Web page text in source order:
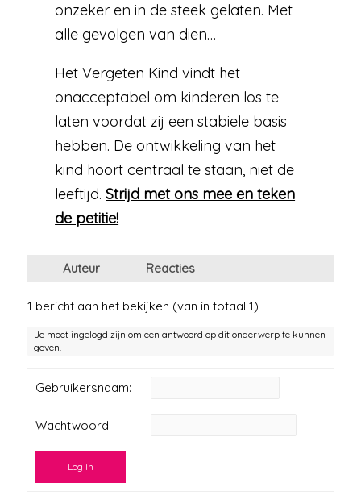
onzeker en in de steek gelaten. Met
alle gevolgen van dien…
Het Vergeten Kind vindt het
onacceptabel om kinderen los te
laten voordat zij een stabiele basis
hebben. De ontwikkeling van het
kind hoort centraal te staan, niet de
leeftijd.Strijd met ons mee en teken
de petitie!
Auteur Reacties
1 bericht aan het bekijken (van in totaal 1)
Je moet ingelogd zijn om een antwoord op dit onderwerp te kunnen
geven.
Gebruikersnaam:
Wachtwoord:
Log In